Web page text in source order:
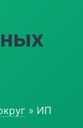
» ИП